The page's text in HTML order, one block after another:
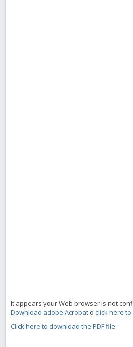
It appears your Web browser is not
Download adobe Acrobat o click here
Click here to download the PDF file.